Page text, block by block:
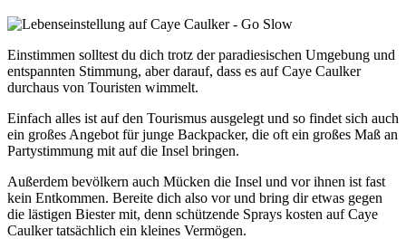
Einstimmen solltest du dich trotz der paradiesischen Umgebung und
entspannten Stimmung, aber darauf, dass es auf Caye Caulker
durchaus von Touristen wimmelt.
Einfach alles ist auf den Tourismus ausgelegt und so findet sich auch
ein großes Angebot für junge Backpacker, die oft ein großes Maß an
Partystimmung mit auf die Insel bringen.
Außerdem bevölkern auch Mücken die Insel und vor ihnen ist fast
kein Entkommen. Bereite dich also vor und bring dir etwas gegen
die lästigen Biester mit, denn schützende Sprays kosten auf Caye
Caulker tatsächlich ein kleines Vermögen.